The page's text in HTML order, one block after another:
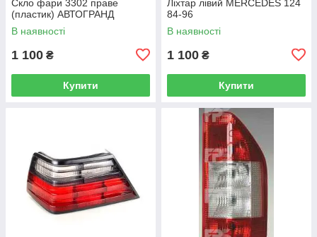
Скло фари 3302 праве
(пластик) АВТОГРАНД
В наявності
1 100 ₴
Купити
Ліхтар лівий MERCEDES 124
84-96
В наявності
1 100 ₴
Купити